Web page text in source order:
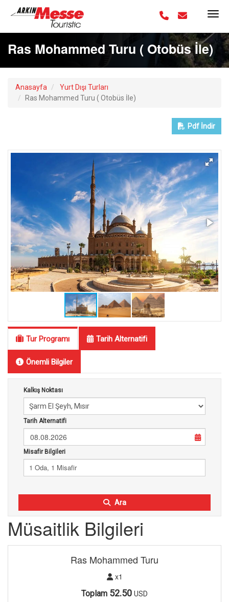
Ras Mohammed Turu ( Otobüs İle)
Anasayfa
Yurt Dışı Turları
Ras Mohammed Turu ( Otobüs İle)
Pdf İndir
Tur Programı Tarih Alternatifi
Önemli Bilgiler
Kalkış Noktası
Tarih Alternatifi
08.08.2026
Misafir Bilgileri
1 Oda, 1 Misafir
Ara
Müsaitlik Bilgileri
Ras Mohammed Turu
x1
Toplam 52.50 USD